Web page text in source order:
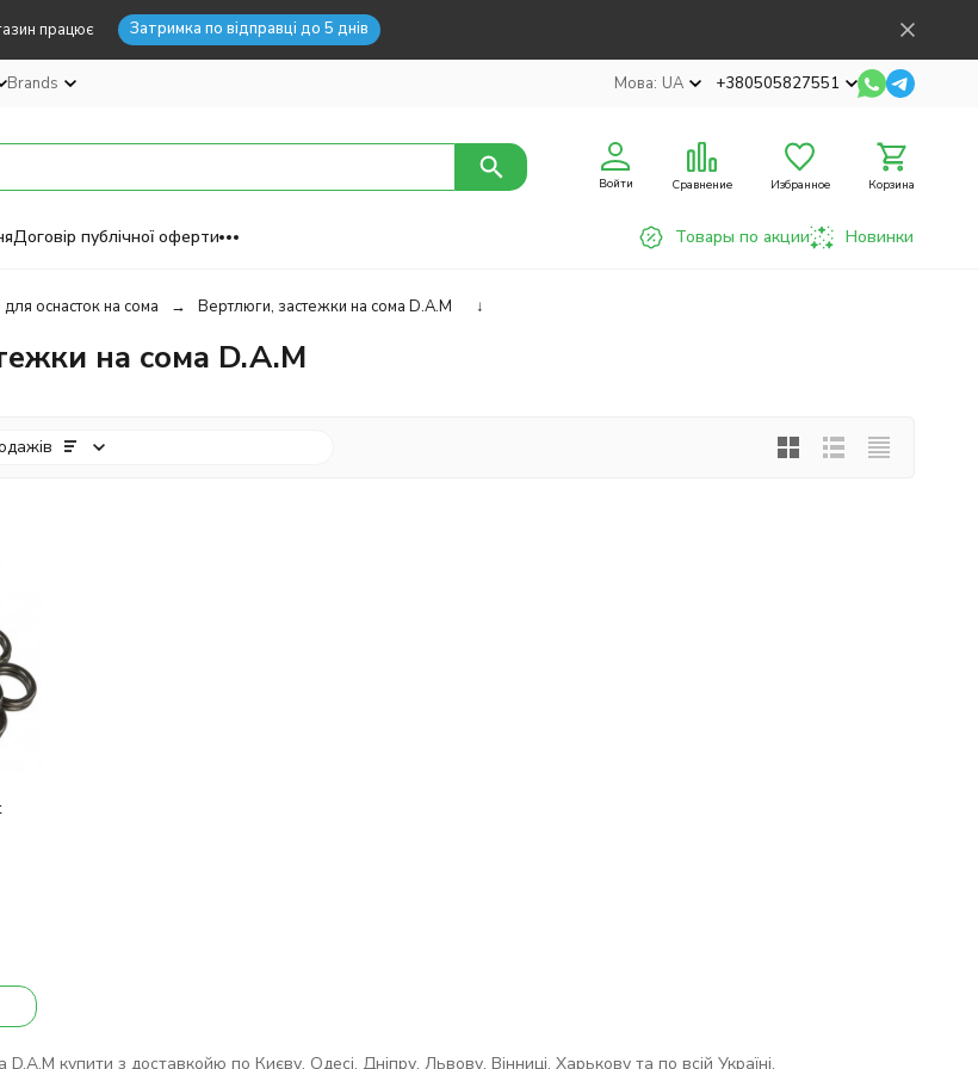
працює Затримка по відправці до 5 днів
Brands Мова: UA +380505827551
Войти Сравнение Избранное Корзина
Договір публічної оферти Товары по акции Новинки
оснасток на сома Вертлюги, застежки на сома D.A.M ↓
на сома D.A.M
купити з доставкойю по Києву, Одесі, Дніпру, Львову, Вінниці, Харькову та по всій Україні.